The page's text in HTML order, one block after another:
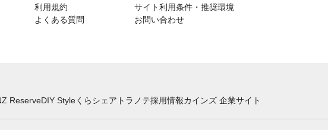
利用規約
よくある質問
サイト利用条件・推奨環境
お問い合わせ
ReserveDIY Styleくらシェア トラノテ採用情報カインズ 企業サイト